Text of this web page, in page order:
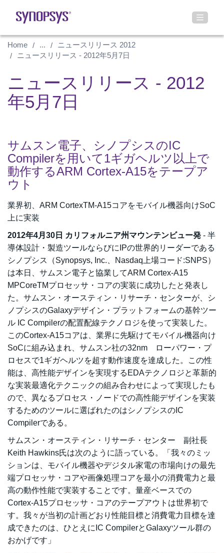
Home ...
ニュースリリース 2012
ニュースリリース - 2012年5月7日
ニュースリリース - 2012
年5月7日
サムスン電子、シノプシスのIC
Compilerを用いて1ギガヘルツ以上で
動作するARM Cortex-A15をテープア
ウト
業界初、ARM CortexTM-A15コアをモバイル機器向けSoC
上に実装
2012年4月30日 カリフォルニア州マウンテンビュー発 - 半
導体設計・製造ツールならびにIPの世界的リーダーである
シノプシス（Synopsys, Inc.、Nasdaq上場コード:SNPS）
は本日、サムスン電子と協業してARM Cortex-A15
MPCoreTMプロセッサ・コアの実装に成功したと発表し
た。サムスン・オースティン・リサーチ・センターが、シ
ノプシスのGalaxyデザイン・プラットフォームの基幹ツー
ル IC Compilerの配置配線テクノロジを使って実装した。
このCortex-A15コアは、業界に先駆けてモバイル機器向け
SoCに組み込まれ、サムスン社の32nm ローパワー・プ
ロセスで1ギガヘルツを超す動作速度を達成した。この性
能は、高性能デザインを実現するEDAテクノロジと革新的
な実装最適化テクニックの組み合わせによって実現したも
ので、異なるプロセス・ノードでの高性能デザインを実装
するためのツールに選ばれたのはシノプシスのIC
Compilerである。
サムスン・オースティン・リサーチ・センター 副社長
Keith Hawkins氏は次のように語っている。「我々のミッ
ションは、モバイル機器やデジタル家電の市場向けの最先
端プロセッサ・コアや画像処理コアを最小の消費電力と最
高の動作性能で実装することです。量産ベースでの
Cortex-A15プロセッサ・コアのテープアウトは世界初で
す。我々が当初の計画どおり性能目標と消費電力目標を達
成できたのは、ひとえにIC CompilerとGalaxyツール群の
おかげです」